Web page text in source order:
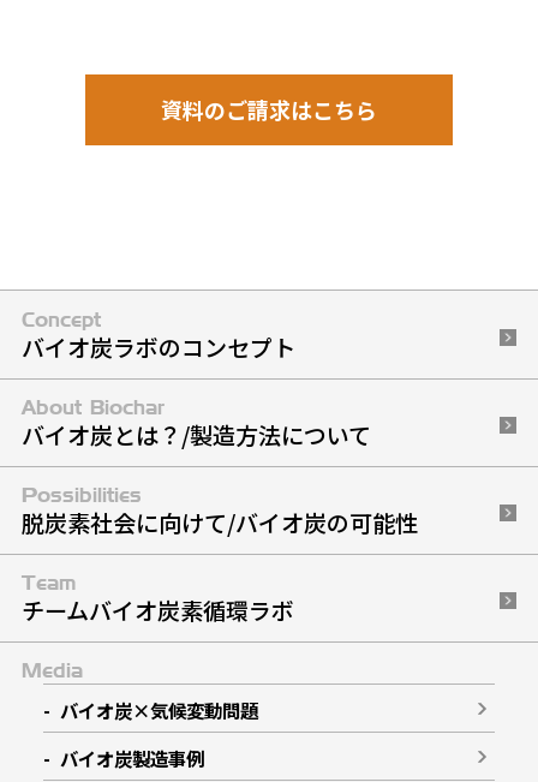
資料のご請求はこちら
Concept
バイオ炭ラボのコンセプト
About Biochar
バイオ炭とは？/製造方法について
Possibilities
脱炭素社会に向けて/バイオ炭の可能性
Team
チームバイオ炭素循環ラボ
Media
バイオ炭×気候変動問題
バイオ炭製造事例